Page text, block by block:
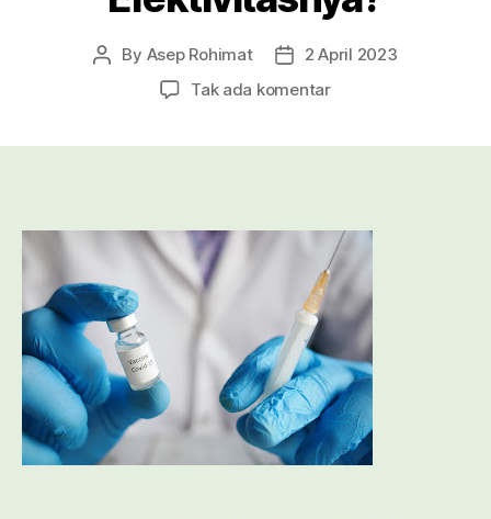
Post
By Asep Rohimat
Post
date
2 April 2023
Tak ada komentarpada
dan
Bagaimana
Efektivitasnya?